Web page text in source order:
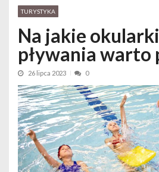
TURYSTYKA
Na jakie
pływania warto
26 lipca 2023 0